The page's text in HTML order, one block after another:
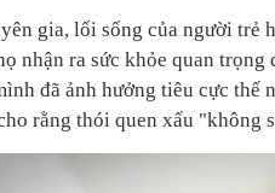
gia, lối sống của người trẻ
nhận ra sức khỏe quan
đã ảnh hưởng tiêu cực thế
rằng thói quen xấu "không